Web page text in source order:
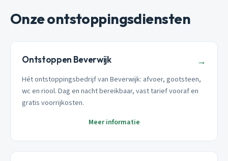
Onze ontstoppingsdiensten
Ontstoppen Beverwijk →
Hét ontstoppingsbedrijf van Beverwijk: afvoer, gootsteen,
wc en riool. Dag en nacht bereikbaar, vast tarief vooraf en
gratis voorrijkosten.
Meer informatie